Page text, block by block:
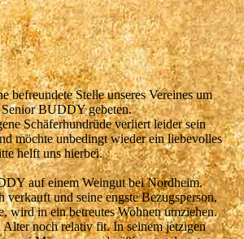
befreundete Stelle unseres Vereines um
BUDDY gebeten.
Schäferhundrüde verliert leider sein
möchte unbedingt wieder ein liebevolles
helft uns hierbei.
auf einem Weingut bei Nordheim.
verkauft und seine engste Bezugsperson,
wird in ein betreutes Wohnen umziehen.
noch relativ fit. In seinem jetzigen